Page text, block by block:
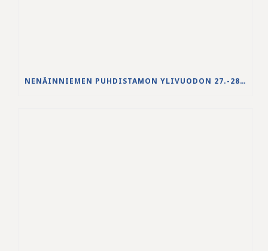
NENÄINNIEMEN PUHDISTAMON YLIVUODON 27.-28.5.2026 VESISTÖVAIKUTUKSET